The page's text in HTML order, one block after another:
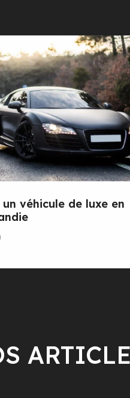
un véhicule de luxe en